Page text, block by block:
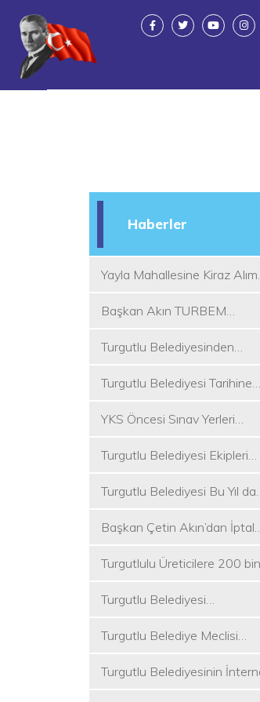
Haberler
Yayla Mahallesine Kiraz Alım
Başkan Akın TURBEM
Turgutlu Belediyesinden
Mesai
Turgutlu Belediyesi Tarihine
YKS Öncesi Sınav Yerleri
Turgutlu Belediyesi Ekipleri
Hizmete Devam Ediyor
Turgutlu Belediyesi Bu Yıl da
Kuracak
Başkan Çetin Akın’dan İptal
Turgutlulu Üreticilere 200 bin
Turgutlu Belediyesi
Turgutlu Belediye Meclisi
Turgutlu Belediyesinin